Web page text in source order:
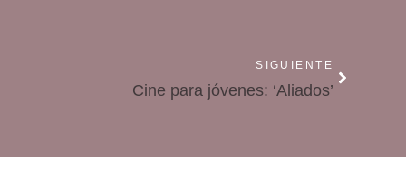
SIGUIENTE
Cine para jóvenes: ‘Aliados’